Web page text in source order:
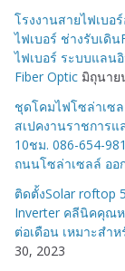
โรงงานสายไฟเบอ
ไฟเบอร์ ช่างรับเดิ
ไฟเบอร์ ระบบแลน
Fiber Optic มิถุนาย
ชุดโคมไฟโซล่าเซล
สเปคงานราชการ
10ชม. 086-654-
ถนนโซล่าเซลล์ ออ
ติดตั้งSolar roftop
Inverter คลีนิคคุณห
ต่อเดือน เหมาะสำ
30, 2023